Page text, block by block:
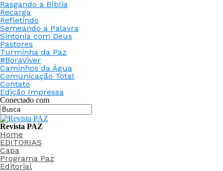
Rasgando a Bíblia
Recarga
Refletindo
Semeando a Palavra
Sintonia com Deus
Pastores
Turminha da Paz
#BoraViver
Caminhos da Água
Comunicação Total
Contato
Edição Impressa
Conectado com
Revista PAZ
Home
EDITORIAS
Capa
Programa Paz
Editorial